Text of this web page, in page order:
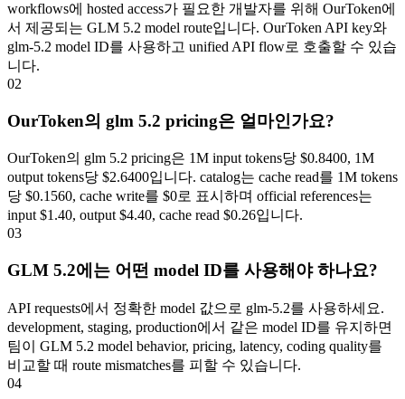
workflows에 hosted access가 필요한 개발자를 위해 OurToken에
서 제공되는 GLM 5.2 model route입니다. OurToken API key와
glm-5.2 model ID를 사용하고 unified API flow로 호출할 수 있습
니다.
02
OurToken의 glm 5.2 pricing은 얼마인가요?
OurToken의 glm 5.2 pricing은 1M input tokens당 $0.8400, 1M
output tokens당 $2.6400입니다. catalog는 cache read를 1M tokens
당 $0.1560, cache write를 $0로 표시하며 official references는
input $1.40, output $4.40, cache read $0.26입니다.
03
GLM 5.2에는 어떤 model ID를 사용해야 하나요?
API requests에서 정확한 model 값으로 glm-5.2를 사용하세요.
development, staging, production에서 같은 model ID를 유지하면
팀이 GLM 5.2 model behavior, pricing, latency, coding quality를
비교할 때 route mismatches를 피할 수 있습니다.
04